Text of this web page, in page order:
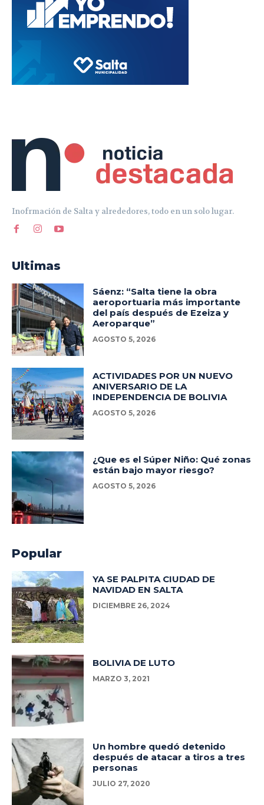
Inofrmación de Salta y alrededores, todo en un solo lugar.
Ultimas
Sáenz: “Salta tiene la obra
aeroportuaria más importante
del país después de Ezeiza y
Aeroparque”
AGOSTO 5, 2026
ACTIVIDADES POR UN NUEVO
ANIVERSARIO DE LA
INDEPENDENCIA DE BOLIVIA
AGOSTO 5, 2026
¿Que es el Súper Niño: Qué zonas
están bajo mayor riesgo?
AGOSTO 5, 2026
Popular
YA SE PALPITA CIUDAD DE
NAVIDAD EN SALTA
DICIEMBRE 26, 2024
BOLIVIA DE LUTO
MARZO 3, 2021
Un hombre quedó detenido
después de atacar a tiros a tres
personas
JULIO 27, 2020